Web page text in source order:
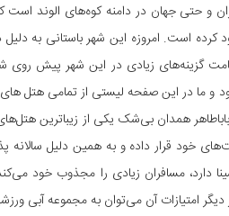
و حتی جهان در دامنه کوه‌های الوند است
کرده است. امروزه این شهر باستانی به
گزینه‌های زیادی در این شهر پیش
و ما در این صفحه لیستی از تمامی هتل
همدان بی‌شک یکی از زیباترین
خود قرار داده و به همین دلیل سالانه
سینا دارد، مسافران زیادی را مجذوب خود
امتیازات آن می‌توان به مجموعه آبی